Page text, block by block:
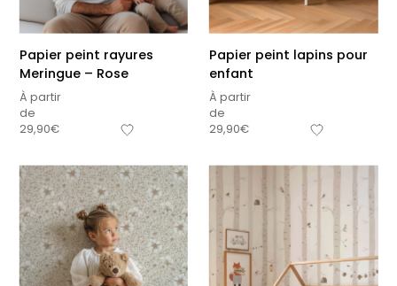
Papier peint rayures
Meringue – Rose
À partir
de
29,90€
Papier peint lapins pour
enfant
À partir
de
29,90€